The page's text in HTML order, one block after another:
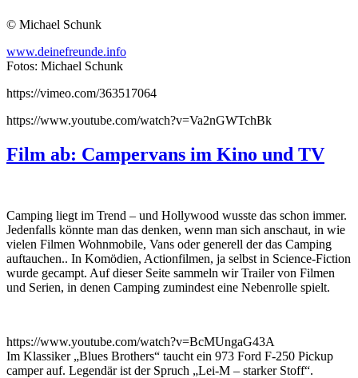
© Michael Schunk
www.deinefreunde.info
Fotos: Michael Schunk
https://vimeo.com/363517064
https://www.youtube.com/watch?v=Va2nGWTchBk
Film ab: Campervans im Kino und TV
Camping liegt im Trend – und Hollywood wusste das schon immer.
Jedenfalls könnte man das denken, wenn man sich anschaut, in wie
vielen Filmen Wohnmobile, Vans oder generell der das Camping
auftauchen.. In Komödien, Actionfilmen, ja selbst in Science-Fiction
wurde gecampt. Auf dieser Seite sammeln wir Trailer von Filmen
und Serien, in denen Camping zumindest eine Nebenrolle spielt.
https://www.youtube.com/watch?v=BcMUngaG43A
Im Klassiker „Blues Brothers“ taucht ein 973 Ford F-250 Pickup
camper auf. Legendär ist der Spruch „Lei-M – starker Stoff“.